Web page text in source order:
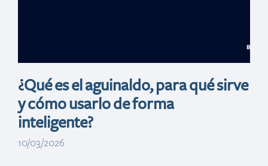
¿Qué es el aguinaldo, para qué sirve
y cómo usarlo de forma
inteligente?
10/03/2026